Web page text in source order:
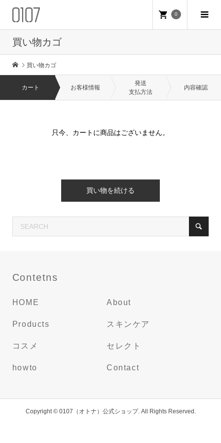
0
買い物カゴ
買い物カゴ
カート お客様情報
発送
支払方法
内容確認
只今、カートに商品はございません。
Contetns
HOME About
Products スキンケア
コスメ セレクト
howto Contact
Copyright ©0107（オトナ）公式ショップ. All Rights Reserved.